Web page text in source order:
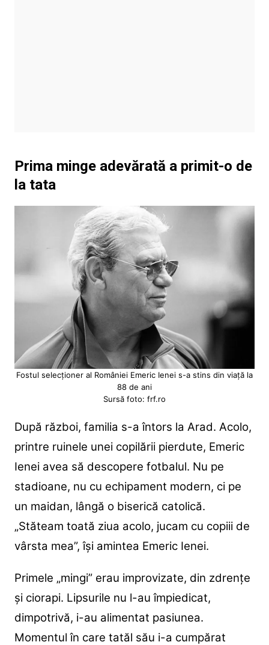
Prima minge adevărată a primit-o de
la tata
Fostul selecționer al României Emeric Ienei s-a stins din viață la
88 de ani
Sursă foto: frf.ro
După război, familia s-a întors la Arad. Acolo,
printre ruinele unei copilării pierdute, Emeric
Ienei avea să descopere fotbalul. Nu pe
stadioane, nu cu echipament modern, ci pe
un maidan, lângă o biserică catolică.
„Stăteam toată ziua acolo, jucam cu copiii de
vârsta mea”, își amintea Emeric Ienei.
Primele „mingi” erau improvizate, din zdrențe
și ciorapi. Lipsurile nu l-au împiedicat,
dimpotrivă, i-au alimentat pasiunea.
Momentul în care tatăl său i-a cumpărat